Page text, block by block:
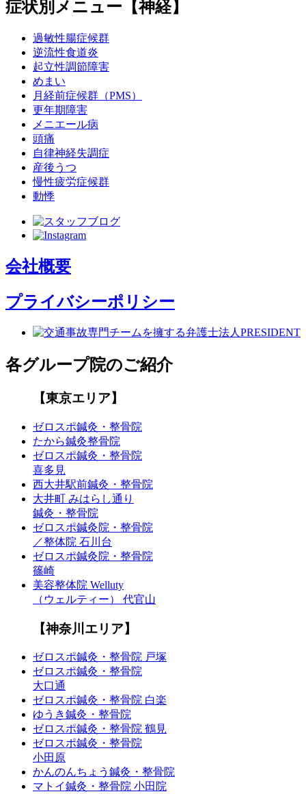
症状別メニュー【神経】
過敏性腸症候群
逆流性食道炎
起立性調節障害
めまい
月経前症候群（PMS）
更年期障害
メニエール病
頭痛
自律神経失調症
産後うつ
慢性疲労症候群
動悸
会社概要
プライバシーポリシー
各グループ院のご紹介
【東京エリア】
ゼロスポ鍼灸・整骨院
たから鍼灸整骨院
ゼロスポ鍼灸・整骨院
喜多見
西大井駅前鍼灸・整骨院
大井町 みはらし通り
鍼灸・整骨院
ゼロスポ鍼灸院・整骨院
／整体院 石川台
ゼロスポ鍼灸院・整骨院
篠崎
美容整体院 Welluty
（ウェルティー） 代官山
【神奈川エリア】
ゼロスポ鍼灸・整骨院 戸塚
ゼロスポ鍼灸・整骨院
大口通
ゼロスポ鍼灸・整骨院 白楽
ゆうき鍼灸・整骨院
ゼロスポ鍼灸・整骨院 鶴見
ゼロスポ鍼灸・整骨院
小田原
かんのんちょう鍼灸・整骨院
マトイ鍼灸・整骨院 小田院